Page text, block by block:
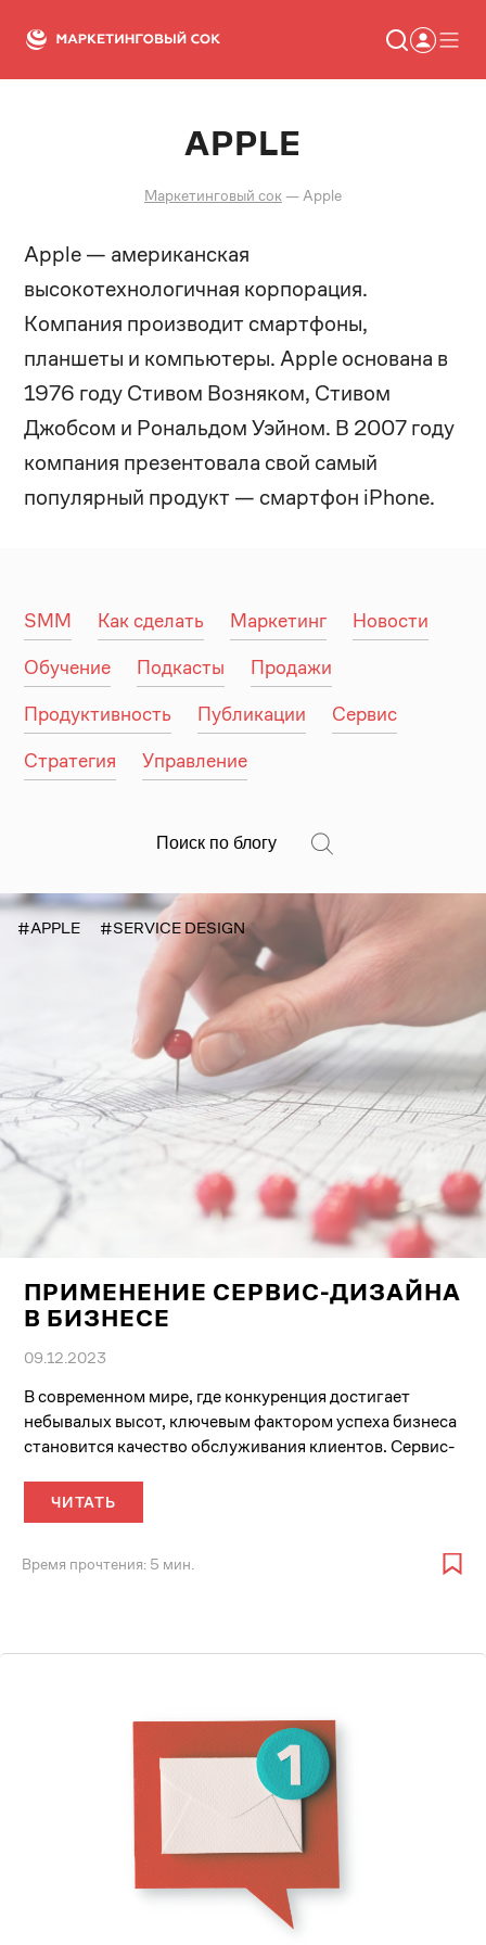
Статьи
Новости
Сервисы
Словарь
APPLE
Маркетинговый сок—Apple
Apple — американская
высокотехнологичная корпорация.
Компания производит смартфоны,
планшеты и компьютеры. Apple основана в
1976 году Стивом Возняком, Стивом
Джобсом и Рональдом Уэйном. В 2007 году
компания презентовала свой самый
популярный продукт — смартфон iPhone.
SMM Как сделать Маркетинг
Новости
Обучение
Подкасты
Продажи
Продуктивность
Публикации
Сервис
Стратегия
Управление
#APPLE #SERVICE DESIGN
ПРИМЕНЕНИЕ СЕРВИС-ДИЗАЙНА
В БИЗНЕСЕ
09.12.2023
В современном мире, где конкуренция достигает
небывалых высот, ключевым фактором успеха бизнеса
становится качество обслуживания клиентов. Сервис-
ЧИТАТЬ
Время прочтения: 5 мин.